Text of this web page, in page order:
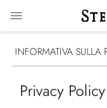
INFORMATIVA SULLA
Privacy